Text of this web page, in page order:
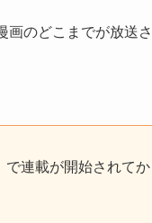
画のどこまでが放送
連載が開始されて